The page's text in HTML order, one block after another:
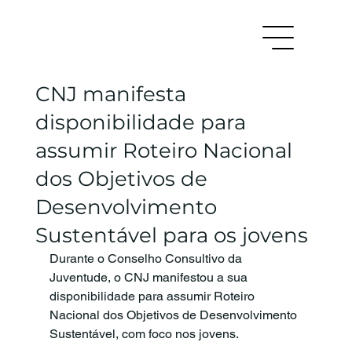
CNJ manifesta
disponibilidade para
assumir Roteiro Nacional
dos Objetivos de
Desenvolvimento
Sustentável para os jovens
Durante o Conselho Consultivo da
Juventude, o CNJ manifestou a sua
disponibilidade para assumir Roteiro
Nacional dos Objetivos de Desenvolvimento
Sustentável, com foco nos jovens.